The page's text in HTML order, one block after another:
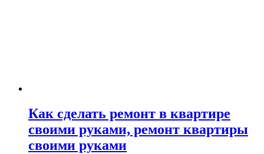
Как сделать ремонт в квартире
своими руками, ремонт квартиры
своими руками